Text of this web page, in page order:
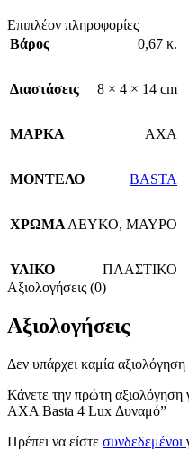
Επιπλέον πληροφορίες
Βάρος
0,67 κ.
Διαστάσεις 8 × 4 × 14 cm
ΜΑΡΚΑ AXA
ΜΟΝΤΕΛΟ BASTA
ΧΡΩΜΑ ΛΕΥΚΟ, ΜΑΥΡΟ
ΥΛΙΚΟ
ΠΛΑΣΤΙΚΟ
Αξιολογήσεις (0)
Αξιολογήσεις
Δεν υπάρχει καμία
Κάνετε την πρώτη αξιολόγηση
AXA Basta 4 Lux Δυναμό”
Πρέπει να είστε συνδεδεμένοι